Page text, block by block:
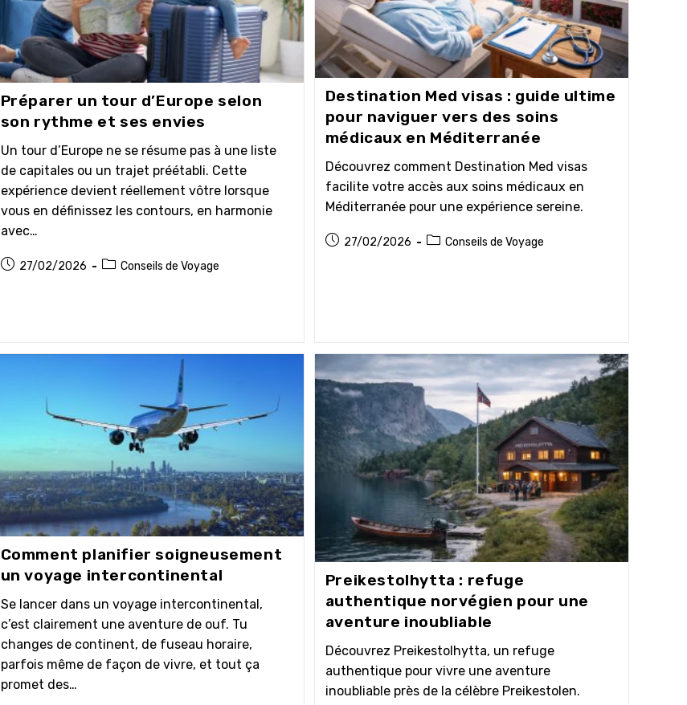
Préparer un tour d’Europe selon
son rythme et ses envies
Un tour d’Europe ne se résume pas à une liste
de capitales ou un trajet préétabli. Cette
expérience devient réellement vôtre lorsque
vous en définissez les contours, en harmonie
avec…
Publication
27/02/2026
PostConseils de Voyage
Destination Med visas : guide ultime
pour naviguer vers des soins
médicaux en Méditerranée
Découvrez comment Destination Med visas
facilite votre accès aux soins médicaux en
Méditerranée pour une expérience sereine.
Publication
27/02/2026
PostConseils de Voyage
Comment planifier soigneusement
un voyage intercontinental
Se lancer dans un voyage intercontinental,
c’est clairement une aventure de ouf. Tu
changes de continent, de fuseau horaire,
parfois même de façon de vivre, et tout ça
promet des…
Preikestolhytta : refuge
authentique norvégien pour une
aventure inoubliable
Découvrez Preikestolhytta, un refuge
authentique pour vivre une aventure
inoubliable près de la célèbre Preikestolen.